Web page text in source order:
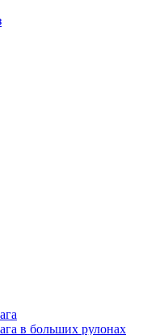
в больших рулонах